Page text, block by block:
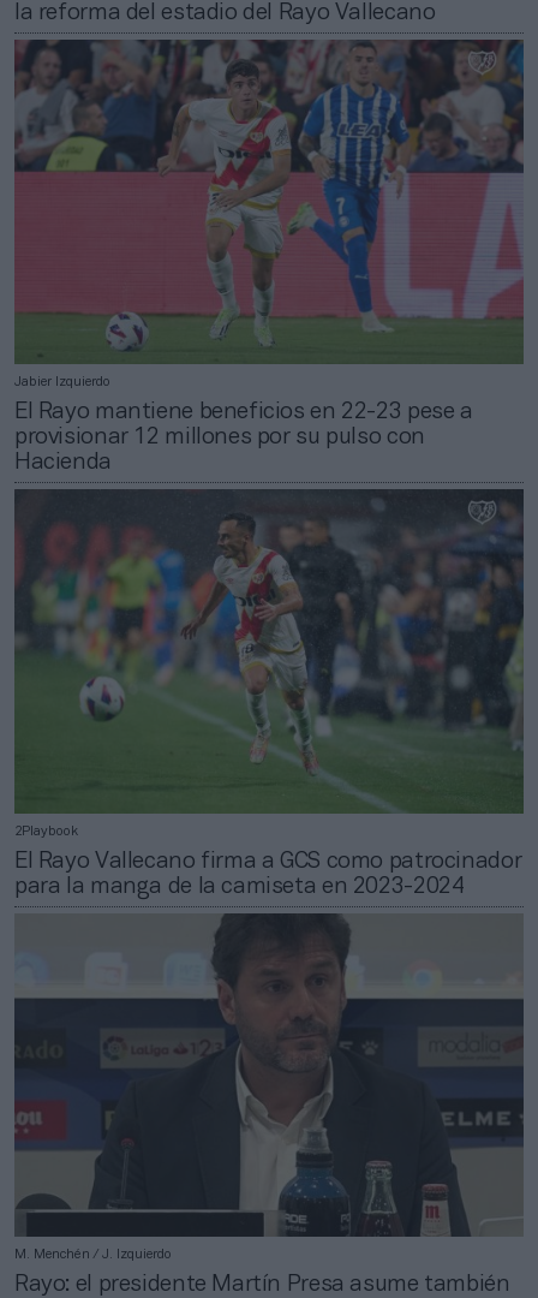
la reforma del estadio del Rayo Vallecano
Jabier Izquierdo
El Rayo mantiene beneficios en 22-23 pese a
provisionar 12 millones por su pulso con
Hacienda
2Playbook
El Rayo Vallecano firma a GCS como patrocinador
para la manga de la camiseta en 2023-2024
M. Menchén / J. Izquierdo
Rayo: el presidente Martín Presa asume también